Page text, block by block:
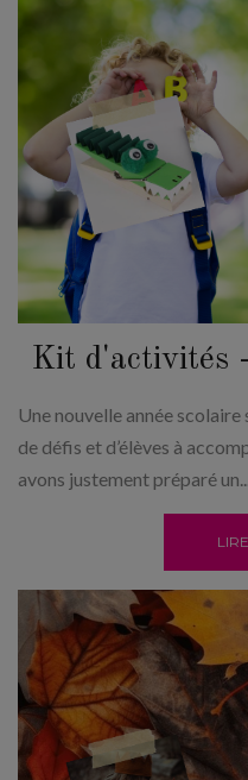
Kit d'activités
Une nouvelle année
de défis et d’élèves à
avons justement préparé un...